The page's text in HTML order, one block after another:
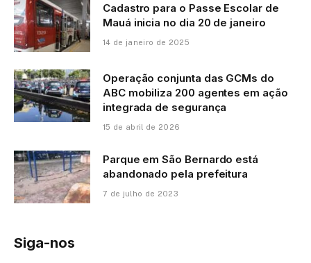
Cadastro para o Passe Escolar de
Mauá inicia no dia 20 de janeiro
14 de janeiro de 2025
Operação conjunta das GCMs do
ABC mobiliza 200 agentes em ação
integrada de segurança
15 de abril de 2026
Parque em São Bernardo está
abandonado pela prefeitura
7 de julho de 2023
Siga-nos